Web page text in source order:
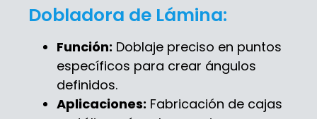
Dobladora de Lámina:
Función: Doblaje preciso en puntos
específicos para crear ángulos
definidos.
Aplicaciones: Fabricación de cajas